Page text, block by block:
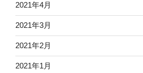
2021年4月
2021年3月
2021年2月
2021年1月